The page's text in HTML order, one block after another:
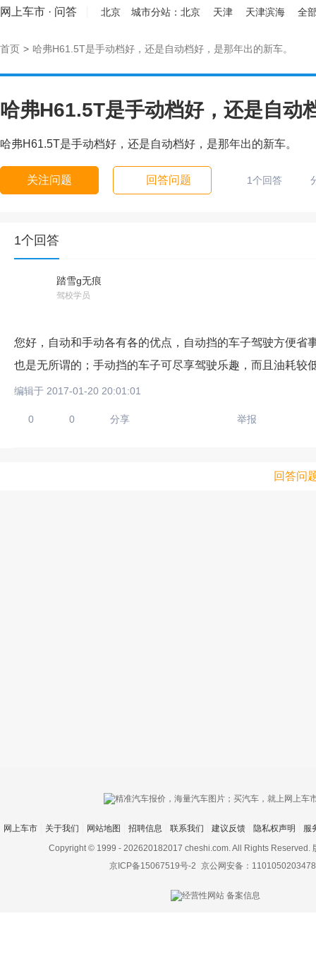
网上车市 · 问答 北京 城市分站： 北京 天津 天津滨海 全
首页 > 哈弗H61.5T是手动档好，还是自动档好，是那年出的新车。
哈弗H61.5T是手动档好，还是自动
哈弗H61.5T是手动档好，还是自动档好，是那年出的新车。
关注问题 回答问题 1个回答
1个回答
踏雪g无痕
驾校学员
您好，自动和手动各有各的优点，自动挡的车子驾驶方便省
也是无所谓的；手动挡的车子可尽享驾驶乐趣，而且油耗较
编辑于 2017-01-20 20:01:01
0 0 分享 举报
回答问
上传图片最多
网上车市 关于我们 网站地图 招聘信息 联系我们 建议反馈 隐私权声明
服
Copyright © 1999 - 202620182017 cheshi.com. All Rights Reserved.
京ICP备15067519号-2 京公网安备：